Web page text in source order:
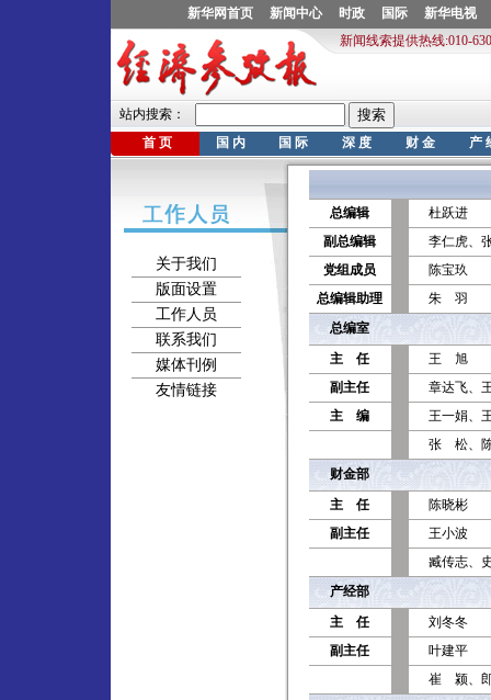
关于我们
版面设置
工作人员
联系我们
媒体刊例
友情链接
总编辑
杜跃进
副总编辑
李仁虎、
党组成员
陈宝玖
总编辑助理
朱 羽
总编室
主 任
王 旭
副主任
章达飞、
主 编
王一娟、
张 松、
财金部
主 任
陈晓彬
副主任
王小波
臧传志
产经部
主 任
刘冬冬
副主任
叶建平
崔 颍、